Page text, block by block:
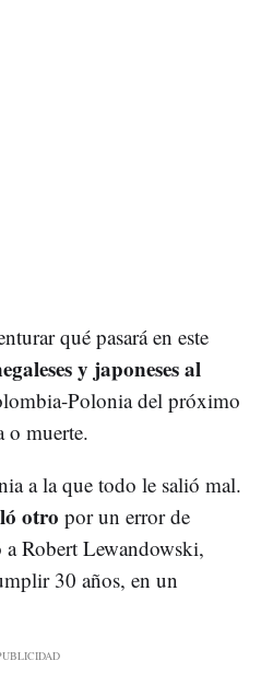
qué pasará en este
y japoneses al
Polonia del próximo
o muerte.
a la que todo le salió mal.
otro por un error de
Robert Lewandowski,
30 años, en un